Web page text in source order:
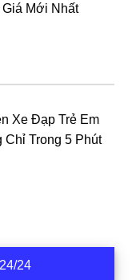
Mới Nhất
Xe Đạp Trẻ Em
Chỉ Trong 5 Phút
24